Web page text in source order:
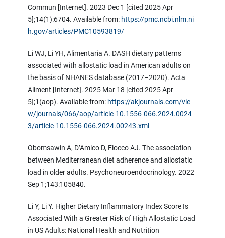
Commun [Internet]. 2023 Dec 1 [cited 2025 Apr
5];14(1):6704. Available from: https://pmc.ncbi.nlm.ni
h.gov/articles/PMC10593819/
Li WJ, Li YH, Alimentaria A. DASH dietary patterns
associated with allostatic load in American adults on
the basis of NHANES database (2017–2020). Acta
Aliment [Internet]. 2025 Mar 18 [cited 2025 Apr
5];1(aop). Available from: https://akjournals.com/vie
w/journals/066/aop/article-10.1556-066.2024.0024
3/article-10.1556-066.2024.00243.xml
Obomsawin A, D’Amico D, Fiocco AJ. The association
between Mediterranean diet adherence and allostatic
load in older adults. Psychoneuroendocrinology. 2022
Sep 1;143:105840.
Li Y, Li Y. Higher Dietary Inflammatory Index Score Is
Associated With a Greater Risk of High Allostatic Load
in US Adults: National Health and Nutrition